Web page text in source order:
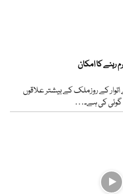
کا امکان
کے روزملک کے بیشتر علاقوں
کی ہے۔…